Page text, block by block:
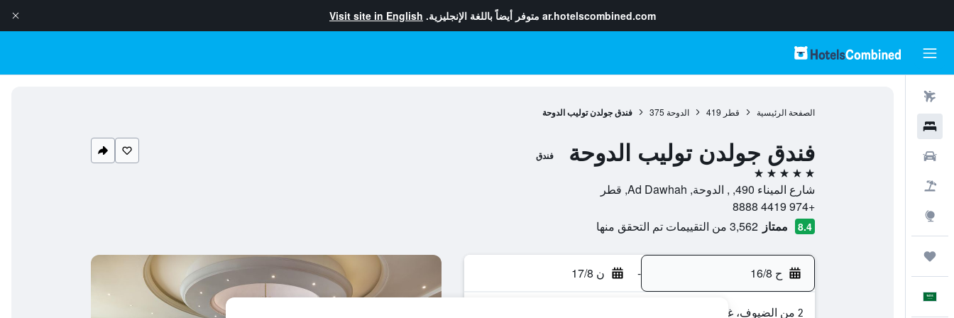
ar.hotelscombined.com متوفر أيضاً باللغة الإنجليزية. Visit site in English
الصفحة الرئيسية قطر 419 الدوحة 375 فندق جولدن توليب الدوحة
فندق جولدن توليب الدوحة فندق
5 نجوم
شارع الميناء 490, , الدوحة, Ad Dawhah, قطر
+974 4419 8888
8.4 ممتاز 3,562 من التقييمات تم التحقق منها
ح 16/8 - ن 17/8
2 من الضيوف، غرفة واحدة